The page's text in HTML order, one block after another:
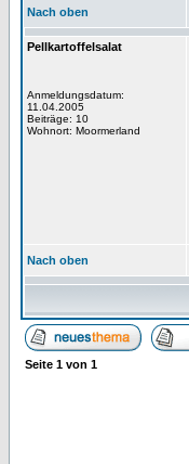
Nach oben
Pellkartoffelsalat
Anmeldungsdatum:
11.04.2005
Beiträge: 10
Wohnort: Moormerland
Nach oben
Seite 1 von 1